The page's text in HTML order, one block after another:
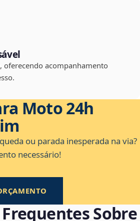
oferecendo acompanhamento
Moto 24h
ou parada inesperada na via?
necessário!
Sobre